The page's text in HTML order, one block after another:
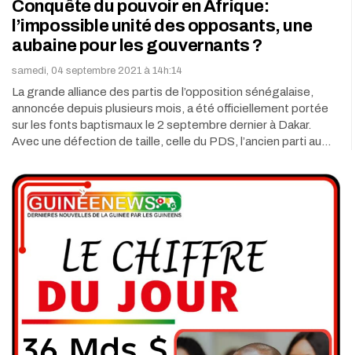
Conquête du pouvoir en Afrique:
l’impossible unité des opposants, une
aubaine pour les gouvernants ?
samedi, 04 septembre 2021 à 14h:14
La grande alliance des partis de l’opposition sénégalaise,
annoncée depuis plusieurs mois, a été officiellement portée
sur les fonts baptismaux le 2 septembre dernier à Dakar.
Avec une défection de taille, celle du PDS, l’ancien parti au…